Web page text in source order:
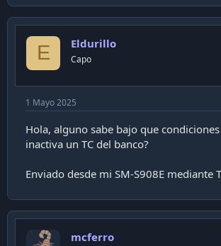
c
t
o
n
E Eldurillo
Capo
1 Mayo 2025
Hola, alguno sabe bajo que
inactiva un TC del banco?
Enviado desde mi SM-S908E mediante
mcferro